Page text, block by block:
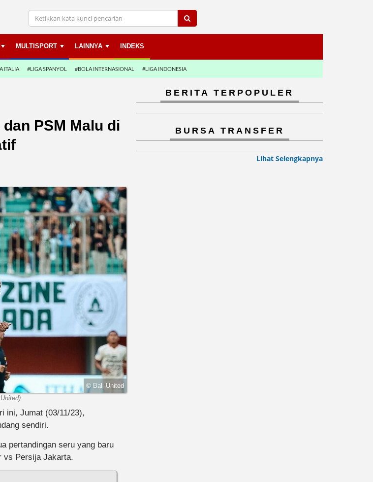
MULTISPORT LAINNYA INDEKS
ITALIA #LIGA SPANYOL #BOLA INTERNASIONAL #LIGA INDONESIA
PSM Malu di
© Bali United
ini, Jumat (03/11/23),
sendiri.
pertandingan seru yang baru
vs Persija Jakarta.
BERITA TERPOPULER
BURSA TRANSFER
Lihat Selengkapnya